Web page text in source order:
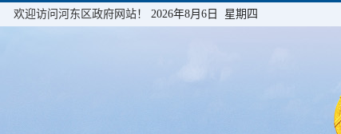
欢迎访问河东区政府网站！ 2026年8月6日 星期四